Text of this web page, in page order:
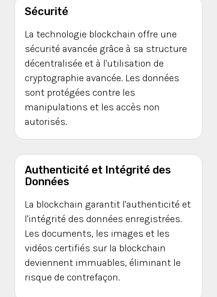
Sécurité
La technologie blockchain offre une
sécurité avancée grâce à sa structure
décentralisée et à l'utilisation de
cryptographie avancée. Les données
sont protégées contre les
manipulations et les accès non
autorisés.
Authenticité et Intégrité des
Données
La blockchain garantit l'authenticité et
l'intégrité des données enregistrées.
Les documents, les images et les
vidéos certifiés sur la blockchain
deviennent immuables, éliminant le
risque de contrefaçon.